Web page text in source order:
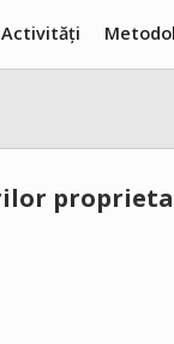
Activități